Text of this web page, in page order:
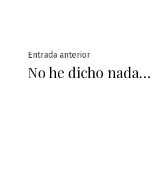
Navegación
de
Entrada anteriorEntrada
anterior:
No he dicho nada…